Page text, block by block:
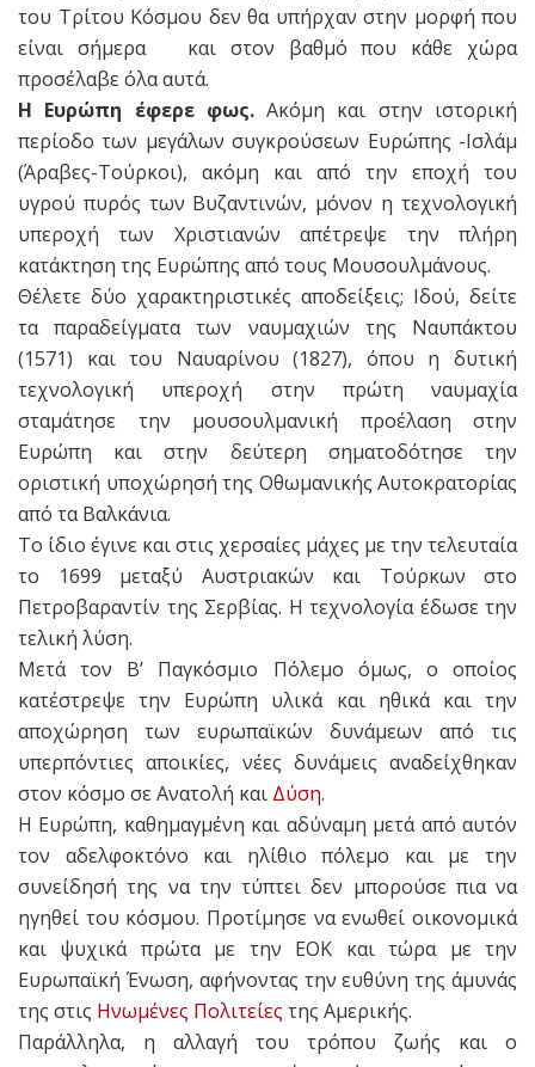
του Τρίτου Κόσμου δεν θα υπήρχαν στην μορφή που
είναι σήμερα και στον βαθμό που κάθε χώρα
προσέλαβε όλα αυτά.
Η Ευρώπη έφερε φως.Ακόμη και στην ιστορική
περίοδο των μεγάλων συγκρούσεων Ευρώπης -Ισλάμ
(Άραβες-Τούρκοι), ακόμη και από την εποχή του
υγρού πυρός των Βυζαντινών, μόνον η τεχνολογική
υπεροχή των Χριστιανών απέτρεψε την πλήρη
κατάκτηση της Ευρώπης από τους Μουσουλμάνους.
Θέλετε δύο χαρακτηριστικές αποδείξεις; Ιδού, δείτε
τα παραδείγματα των ναυμαχιών της Ναυπάκτου
(1571) και του Ναυαρίνου (1827), όπου η δυτική
τεχνολογική υπεροχή στην πρώτη ναυμαχία
σταμάτησε την μουσουλμανική προέλαση στην
Ευρώπη και στην δεύτερη σηματοδότησε την
οριστική υποχώρησή της Οθωμανικής Αυτοκρατορίας
από τα Βαλκάνια.
Το ίδιο έγινε και στις χερσαίες μάχες με την τελευταία
το 1699 μεταξύ Αυστριακών και Τούρκων στο
Πετροβαραντίν της Σερβίας. Η τεχνολογία έδωσε την
τελική λύση.
Μετά τον Β’ Παγκόσμιο Πόλεμο όμως, ο οποίος
κατέστρεψε την Ευρώπη υλικά και ηθικά και την
αποχώρηση των ευρωπαϊκών δυνάμεων από τις
υπερπόντιες αποικίες, νέες δυνάμεις αναδείχθηκαν
στον κόσμο σε Ανατολή και Δύση.
Η Ευρώπη, καθημαγμένη και αδύναμη μετά από αυτόν
τον αδελφοκτόνο και ηλίθιο πόλεμο και με την
συνείδησή της να την τύπτει δεν μπορούσε πια να
ηγηθεί του κόσμου. Προτίμησε να ενωθεί οικονομικά
και ψυχικά πρώτα με την ΕΟΚ και τώρα με την
Ευρωπαϊκή Ένωση, αφήνοντας την ευθύνη της άμυνάς
της στις Ηνωμένες Πολιτείες της Αμερικής.
Παράλληλα, η αλλαγή του τρόπου ζωής και ο